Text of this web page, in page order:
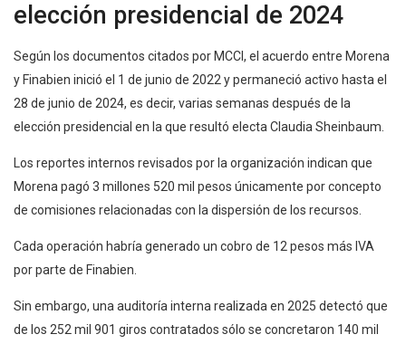
elección presidencial de 2024
Según los documentos citados por MCCI, el acuerdo entre Morena
y Finabien inició el 1 de junio de 2022 y permaneció activo hasta el
28 de junio de 2024, es decir, varias semanas después de la
elección presidencial en la que resultó electa Claudia Sheinbaum.
Los reportes internos revisados por la organización indican que
Morena pagó 3 millones 520 mil pesos únicamente por concepto
de comisiones relacionadas con la dispersión de los recursos.
Cada operación habría generado un cobro de 12 pesos más IVA
por parte de Finabien.
Sin embargo, una auditoría interna realizada en 2025 detectó que
de los 252 mil 901 giros contratados sólo se concretaron 140 mil